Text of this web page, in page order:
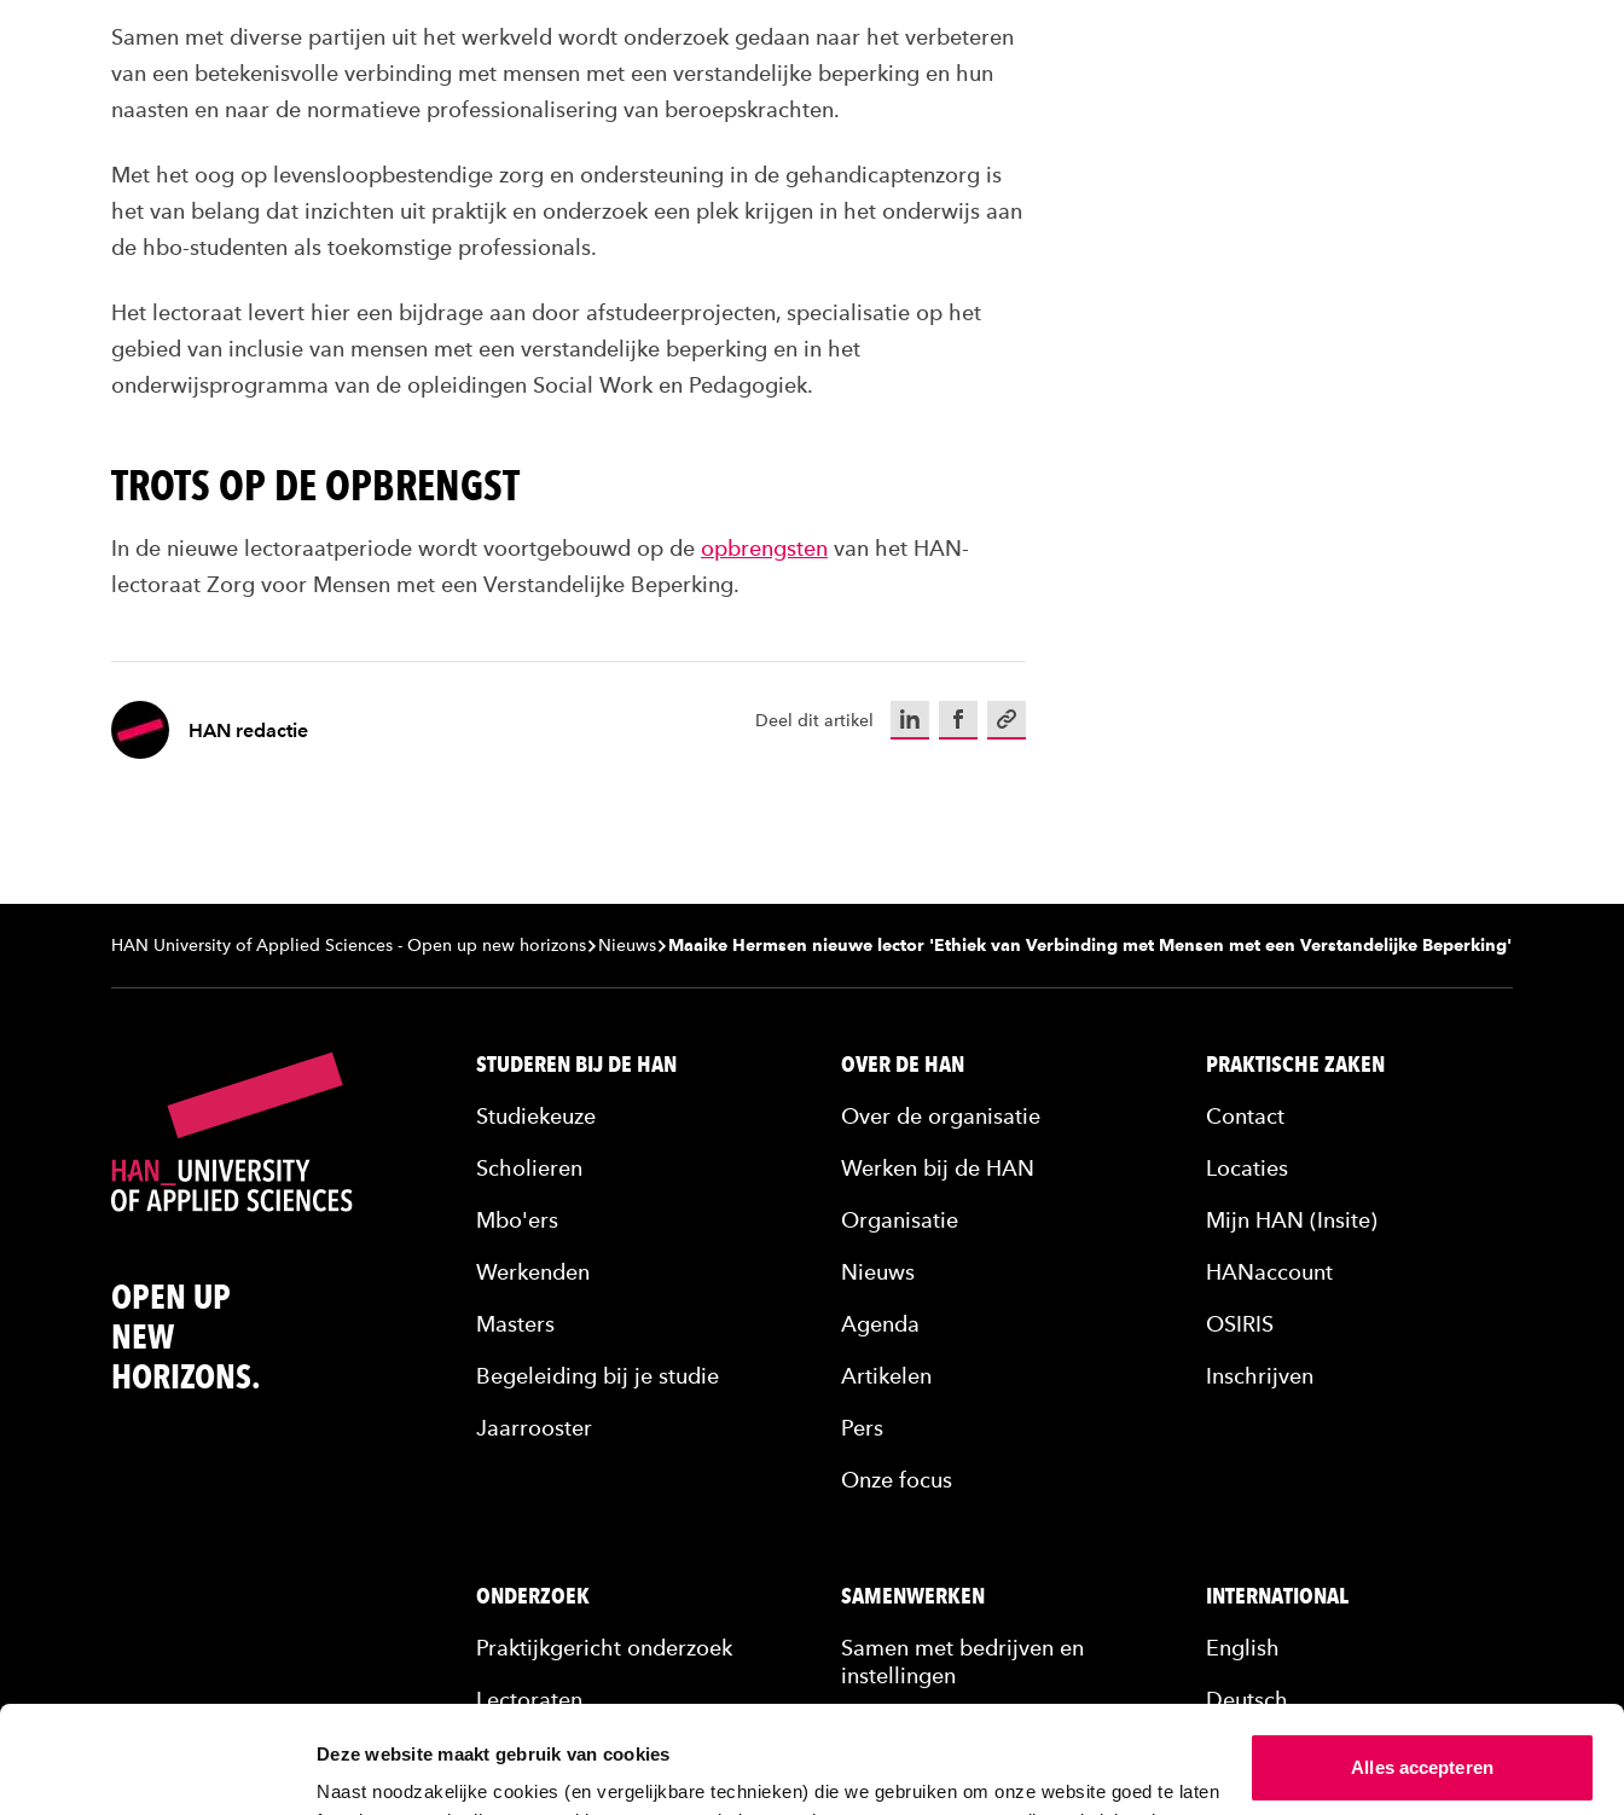
Deze website maakt gebruik van cookies
Naast noodzakelijke cookies (en vergelijkbare technieken) die we gebruiken om onze website goed te laten
Alles accepteren
Samen met diverse partijen uit het werkveld wordt onderzoek gedaan naar het verbeteren
van een betekenisvolle verbinding met mensen met een verstandelijke beperking en hun
naasten en naar de normatieve professionalisering van beroepskrachten.
Met het oog op levensloopbestendige zorg en ondersteuning in de gehandicaptenzorg is
het van belang dat inzichten uit praktijk en onderzoek een plek krijgen in het onderwijs aan
de hbo-studenten als toekomstige professionals.
Het lectoraat levert hier een bijdrage aan door afstudeerprojecten, specialisatie op het
gebied van inclusie van mensen met een verstandelijke beperking en in het
onderwijsprogramma van de opleidingen Social Work en Pedagogiek.
TROTS OP DE OPBRENGST
In de nieuwe lectoraatperiode wordt voortgebouwd op de opbrengsten van het HAN-
lectoraat Zorg voor Mensen met een Verstandelijke Beperking.
HAN redactie Deel dit artikel LinkedInFacebookKopieer url
HAN University of Applied Sciences - Open up new horizons Nieuws Maaike Hermsen nieuwe lector 'Ethiek van Verbinding met Mensen met een Verstandelijke Beperking'
OPEN UP
NEW
HORIZONS.
STUDEREN BIJ DE HAN
Studiekeuze
Scholieren
Mbo'ers
Werkenden
Masters
Begeleiding bij je studie
Jaarrooster
OVER DE HAN
Over de organisatie
Werken bij de HAN
Organisatie
Nieuws
Agenda
Artikelen
Pers
Onze focus
PRAKTISCHE ZAKEN
Contact
Locaties
Mijn HAN (Insite)
HANaccount
OSIRIS
Inschrijven
ONDERZOEK
Praktijkgericht onderzoek
Lectoraten
Mensen
Onze kennis
SAMENWERKEN
Samen met bedrijven en
instellingen
Scholing van medewerkers
INTERNATIONAL
English
Deutsch